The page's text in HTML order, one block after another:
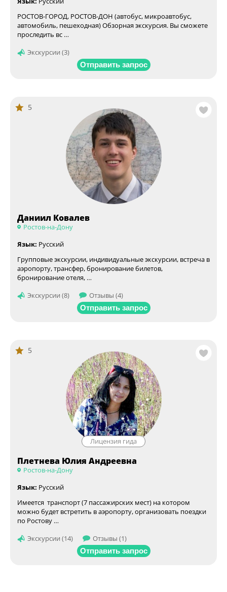
РОСТОВ-ГОРОД, РОСТОВ-ДОН (автобус, микроавтобус,
автомобиль, пешеходная) Обзорная экскурсия. Вы сможете
проследить вс …
Экскурсии (3)
Отправить запрос
5
Даниил Ковалев
Ростов-на-Дону
Язык: Русский
Групповые экскурсии, индивидуальные экскурсии, встреча в
аэропорту, трансфер, бронирование билетов,
бронирование отеля, …
Экскурсии (8)
Отзывы (4)
Отправить запрос
5
Лицензия гида
Плетнева Юлия Андреевна
Ростов-на-Дону
Язык: Русский
Имеется транспорт (7 пассажирских мест) на котором
можно будет встретить в аэропорту, организовать поездки
по Ростову …
Экскурсии (14)
Отзывы (1)
Отправить запрос